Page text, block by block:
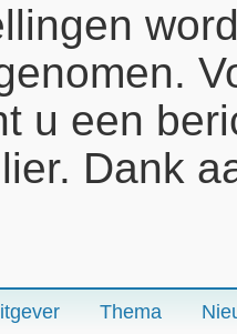
u een
Dank
Thema